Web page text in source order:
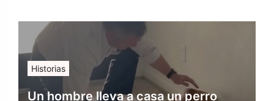
Historias
Un hombre lleva a casa un perro